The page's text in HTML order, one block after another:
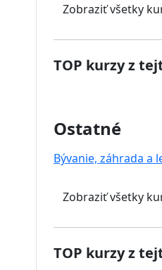
Zobraziť všetky
TOP kurzy z
Ostatné
Bývanie, záhrada a
Zobraziť všetky
TOP kurzy z